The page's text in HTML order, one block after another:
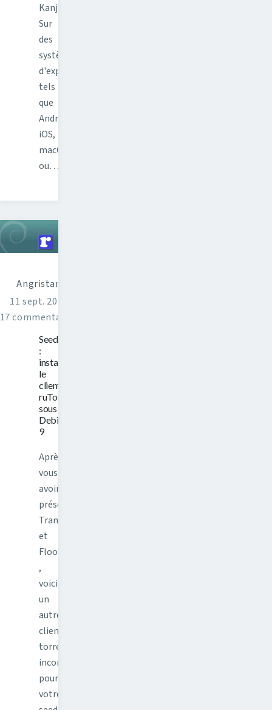
Kanji.
Sur
des
systèmes
d'exploitation
tels
que
Android,
iOS,
macOS
ou…
Angristan
11 sept. 2017
17 commentaires
Seedbox
:
installer
le
client
ruTorrent
sous
Debian
9
Après
vous
avoir
présenté
Transmission
et
Flood
,
voici
un
autre
client
torrent
incontournable
pour
votre